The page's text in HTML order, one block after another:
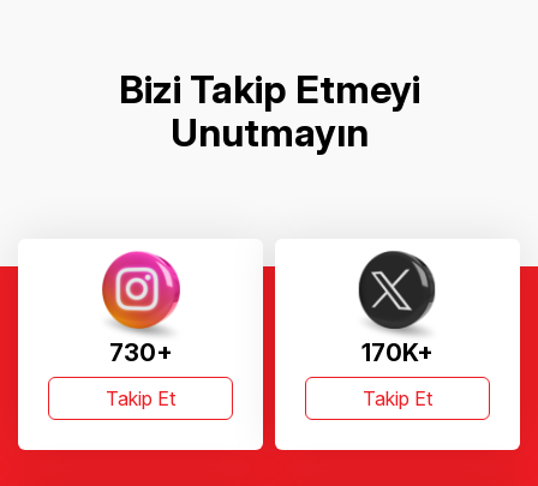
Bizi Takip Etmeyi
Unutmayın
730+
Takip Et
170K+
Takip Et